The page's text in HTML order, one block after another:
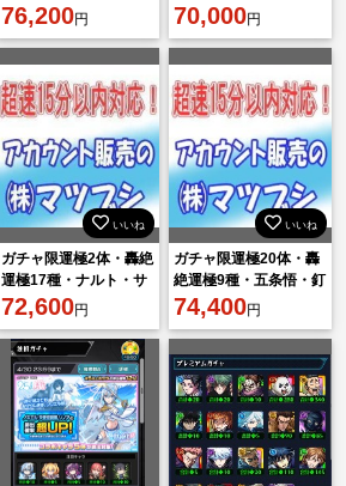
円
76,200円
美琴アーキレット運
極 運極数多数 やり
70,000円
いいね
ガチャ限運極2体・轟絶
運極17種・ナルト・サ
スケ・サクラ・自来
也・シカマル・カカシ
など所持
72,600円
いいね
ガチャ限運極20体・轟
絶運極9種・五条悟・釘
崎野薔薇・サクラなど
所持
74,400円